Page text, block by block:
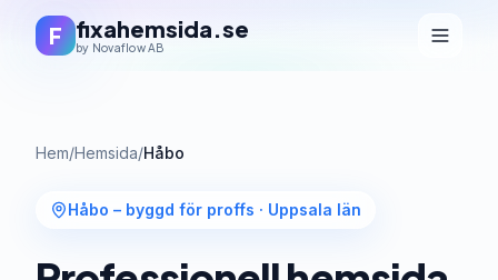
F fixahemsida.se
by Novaflow AB
Hem/Hemsida/Håbo
Håbo – byggd för proffs · Uppsala län